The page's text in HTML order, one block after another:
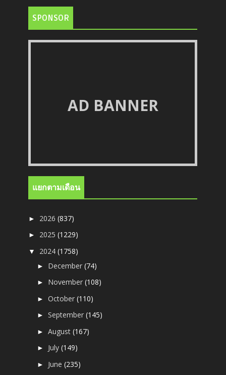
SPONSOR
AD BANNER
แยกตามเดือน
► 2026(837)
► 2025(1229)
▼ 2024(1758)
► December(74)
► November(108)
►October(110)
►September(145)
►August(167)
► July(149)
► June(235)